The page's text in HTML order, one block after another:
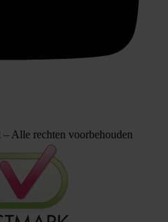
Alle rechten voorbehouden